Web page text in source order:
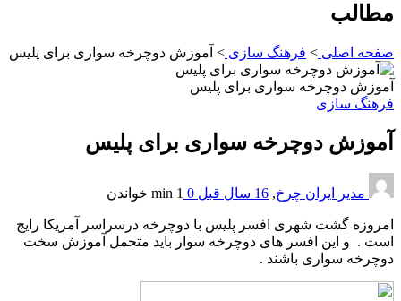
مطالب
صفحه اصلی > فرهنگ سازی > آموزش دوچرخه سواری برای پلیس
آموزش دوچرخه سواری برای پلیس
فرهنگ سازی
آموزش دوچرخه سواری برای پلیس
مدیر ایران چرخ, 16 سال قبل 0
1 min خواندن
امروزه گشت شهری افسر پلیس با دوچرخه درسراسر آمریکا رایج
است . و این افسر های دوچرخه سوار باید متحمل آموزش سخت
دوچرخه سواری باشند .